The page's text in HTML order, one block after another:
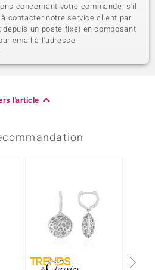
concernant votre commande, s'il
contacter notre service client par
un poste fixe) en composant
email à l'adresse
l'article